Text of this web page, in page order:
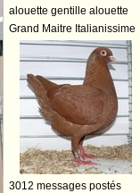
alouette gentille alouette
Grand Maitre Italianissime
3012 messages postés